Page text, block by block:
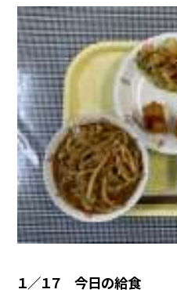
１／１７ 今日の給食